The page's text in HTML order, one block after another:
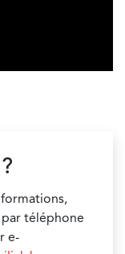
?
par téléphone
e-